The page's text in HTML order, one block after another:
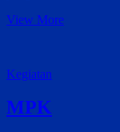
View MoreOSIS
Kegiatan
MPK